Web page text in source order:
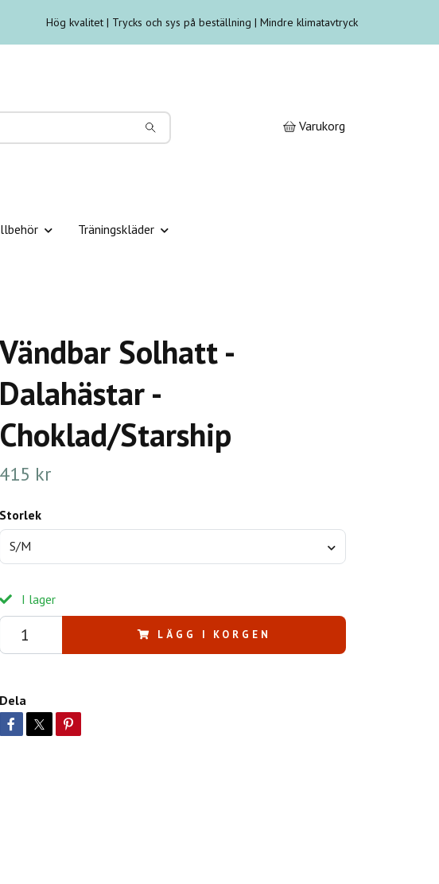
Hög kvalitet | Trycks och sys på beställning | Mindre klimatavtryck
Varukorg
Träningskläder
Solhatt -
Dalahästar -
Choklad/Starship
415 kr
Storlek
S/M
I lager
LÄGG I KORGEN
Dela